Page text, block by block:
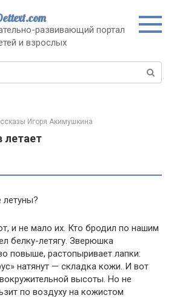
развивающий портал
и взрослых
Игоря Акимушкина
летает
и не мало их. Кто бродил по нашим
белку-летягу. Зверюшка
повыше, растопыривает лапки:
натянут — складка кожи. И вот
высоты. Но не
по воздуху на кожистом